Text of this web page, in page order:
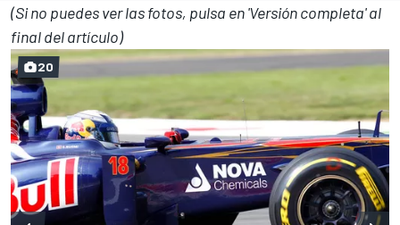
(Si no puedes ver las fotos, pulsa en 'Versión completa' al
final del artículo)
20